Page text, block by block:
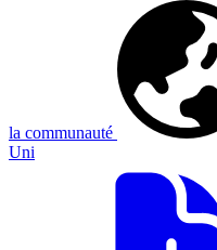
la communauté
Uni